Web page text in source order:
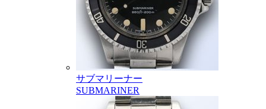
サブマリーナー
SUBMARINER